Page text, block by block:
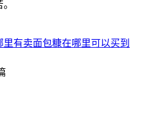
里有卖面包糠在哪里可以买到